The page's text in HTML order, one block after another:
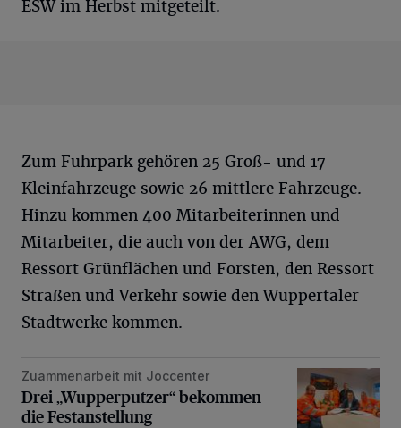
ESW im Herbst mitgeteilt.
Zum Fuhrpark gehören 25 Groß- und 17
Kleinfahrzeuge sowie 26 mittlere Fahrzeuge.
Hinzu kommen 400 Mitarbeiterinnen und
Mitarbeiter, die auch von der AWG, dem
Ressort Grünflächen und Forsten, den Ressort
Straßen und Verkehr sowie den Wuppertaler
Stadtwerke kommen.
Drei „Wupperputzer“ bekommen die Festanstellung
Zuammenarbeit mit Joccenter
Drei „Wupperputzer“ bekommen
die Festanstellung